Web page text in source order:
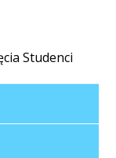
Studenci